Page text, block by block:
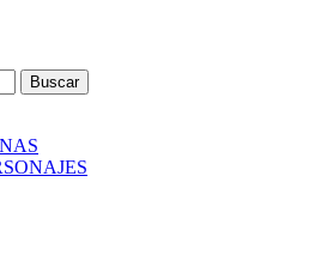
Buscar